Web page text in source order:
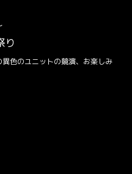
り
色のユニットの競演、お楽しみ